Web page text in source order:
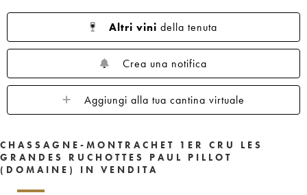
Altri vini della tenuta
Crea una notifica
Aggiungi alla tua cantina virtuale
CHASSAGNE-MONTRACHET 1ER CRU LES
GRANDES RUCHOTTES PAUL PILLOT
(DOMAINE) IN VENDITA